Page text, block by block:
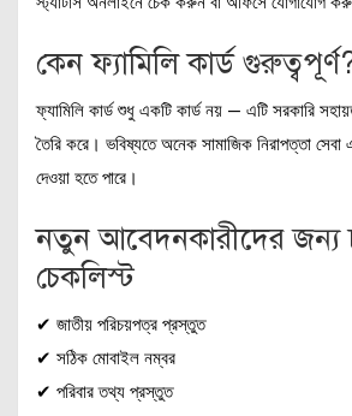
কেন ফ্যামিলি কার্ড
ফ্যামিলি কার্ড শুধু একটি কার্ড নয় — এটি সরকারি
তৈরি করে। ভবিষ্যতে অনেক সামাজিক নিরাপত্তা সেবা
দেওয়া হতে পারে।
নতুন আবেদনকারীদের জন্য
চেকলিস্ট
✔ জাতীয় পরিচয়পত্র প্রস্তুত
✔ সঠিক মোবাইল নম্বর
✔ পরিবার তথ্য প্রস্তুত